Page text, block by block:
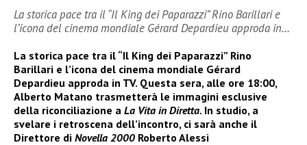
La storica pace tra il “Il King dei Paparazzi” Rino Barillari e
l’icona del cinema mondiale Gérard Depardieu approda in…
La storica pace tra il “Il King dei Paparazzi” Rino
Barillari e l’icona del cinema mondiale Gérard
Depardieu approda in TV. Questa sera, alle ore 18:00,
Alberto Matano trasmetterà le immagini esclusive
della riconciliazione a La Vita in Diretta. In studio, a
svelare i retroscena dell’incontro, ci sarà anche il
Direttore di Novella 2000 Roberto Alessi